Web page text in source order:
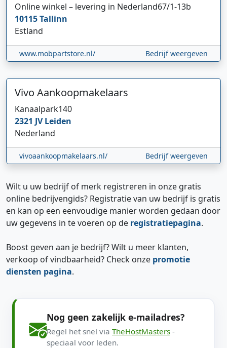
Online winkel – levering in Nederland67/1-13b
10115Tallinn
Estland
www.mobpartstore.nl/ Bedrijf weergeven
Vivo Aankoopmakelaars
Kanaalpark140
2321 JVLeiden
Nederland
vivoaankoopmakelaars.nl/ Bedrijf weergeven
Wilt u uw bedrijf of merk registreren in onze gratis
online bedrijvengids? Registratie van uw bedrijf is gratis
en kan op een eenvoudige manier worden gedaan door
uw gegevens in te voeren op de registratiepagina.
Boost geven aan je bedrijf? Wilt u meer klanten,
verkoop of vindbaarheid? Check onze promotie
diensten pagina.
Nog geen zakelijk e-mailadres?
Regel het snel via TheHostMasters -
speciaal voor leden.